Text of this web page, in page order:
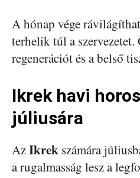
A hónap vége
terhelik túl a
regenerációt és a belső
Ikrek havi
júliusára
AzIkrek számára
a rugalmasság lesz a